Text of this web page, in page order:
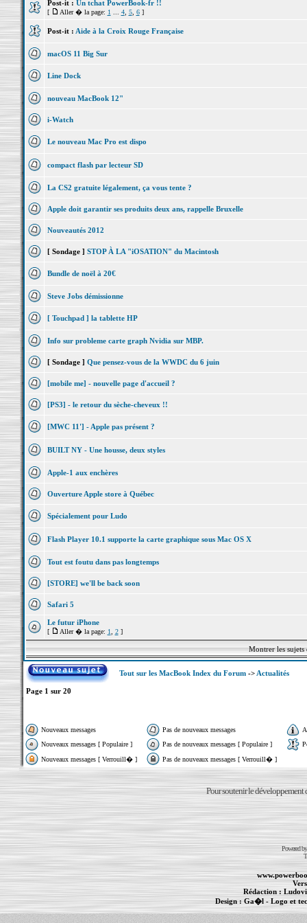
Post-it : Un tchat PowerBook-fr !!
[ Aller � la page: 1 4, 5, 6]
Post-it : Aide à la Croix Rouge Française
macOS 11 Big Sur
Line Dock
nouveau MacBook 12"
i-Watch
Le nouveau Mac Pro est dispo
compact flash par lecteur SD
La CS2 gratuite légalement, ça vous tente ?
Apple doit garantir ses produits deux ans, rappelle Bruxelle
Nouveautés 2012
[ Sondage ] STOP À LA "iOSATION" du Macintosh
Bundle de noël à 20€
Steve Jobs démissionne
[ Touchpad ] la tablette HP
Info sur probleme carte graph Nvidia sur MBP.
[ Sondage ] Que pensez-vous de la WWDC du 6 juin
[mobile me] - nouvelle page d'accueil ?
[PS3] - le retour du sèche-cheveux !!
[MWC 11'] - Apple pas présent ?
BUILT NY - Une housse, deux styles
Apple-1 aux enchères
Ouverture Apple store à Québec
Spécialement pour Ludo
Flash Player 10.1 supporte la carte graphique sous Mac OS X
Tout est foutu dans pas longtemps
[STORE] we'll be back soon
Safari 5
Le futur iPhone
[ Aller � la page: 1 2]
Montrer les
Tout sur les MacBook Index du Forum-> Actualités
Page 1 sur 20
Nouveaux messages Pas de nouveaux messages
Nouveaux messages [ Populaire ]
Pas de nouveaux messages [ Populaire ]
Nouveaux messages [ Verrouill� ]
Pas de nouveaux messages [ Verrouill� ]
Pour soutenir le développement
Powered
Rédaction :
Design : Ga�l- Logo et